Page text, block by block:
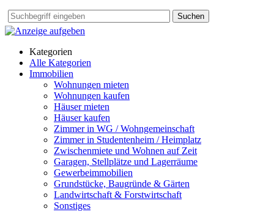
Suchen
Kategorien
Alle Kategorien
Immobilien
Wohnungen mieten
Wohnungen kaufen
Häuser mieten
Häuser kaufen
Zimmer in WG / Wohngemeinschaft
Zimmer in Studentenheim / Heimplatz
Zwischenmiete und Wohnen auf Zeit
Garagen, Stellplätze und Lagerräume
Gewerbeimmobilien
Grundstücke, Baugründe & Gärten
Landwirtschaft & Forstwirtschaft
Sonstiges